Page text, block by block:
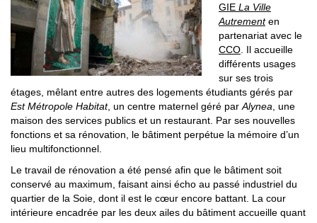
GIE La Ville
Autrementen
partenariat avec le
CCO . Il accueille
différents usages
sur ses trois
étages, mêlant entre autres des logements étudiants gérés par
Est Métropole Habitat, un centre maternel géré par Alynea , une
maison des services publics et un restaurant. Par ses nouvelles
fonctions et sa rénovation, le bâtiment perpétue la mémoire d’un
lieu multifonctionnel.
Le travail de rénovation a été pensé afin que le bâtiment soit
conservé au maximum, faisant ainsi écho au passé industriel du
quartier de la Soie, dont il est le cœur encore battant. La cour
intérieure encadrée par les deux ailes du bâtiment accueille quant